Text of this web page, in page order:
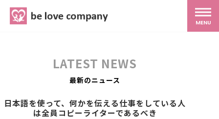
MENU
SNS広報
LATEST NEWS
最新のニュース
日本語を使って、何かを伝える仕事をしている人
は全員コピーライターであるべき